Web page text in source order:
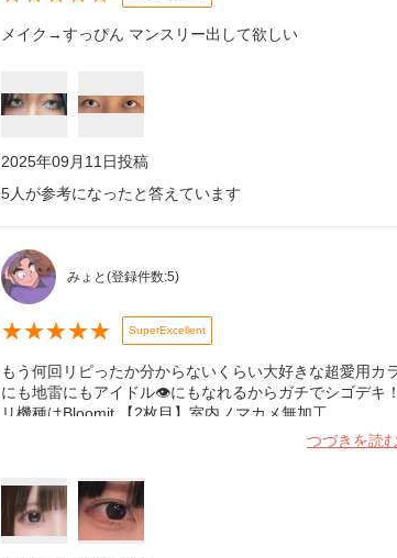
メイク→すっぴん マンスリー出して欲しい
2025年09月11日投稿
5人が参考になったと答えています
みょと (登録件数:5)
★★★★★ SuperExcellent
もう何回リピったか分からないくらい大好きな超愛用
にも地雷にもアイドル👁にもなれるからガチでシゴデキ
リ機種はBloomit 【2枚目】室内ノマカメ無加工
つづきを読む